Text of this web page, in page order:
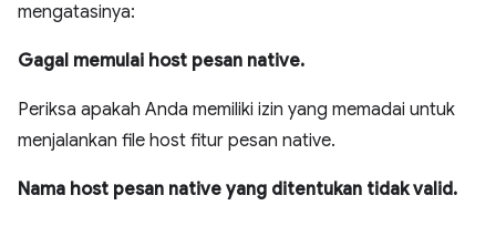
mengatasinya:
Gagal memulai host pesan native.
Periksa apakah Anda memiliki izin yang memadai untuk
menjalankan file host fitur pesan native.
Nama host pesan native yang ditentukan tidak valid.